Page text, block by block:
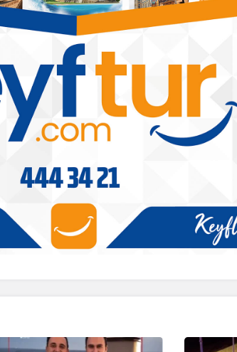
balı
Açıklama